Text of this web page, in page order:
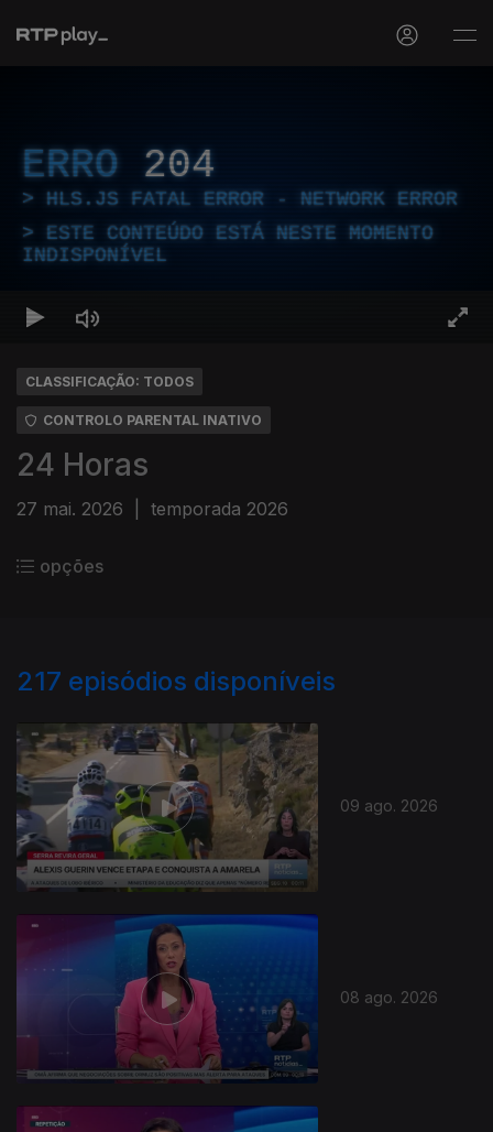
ERRO 204
HLS.JS FATAL ERROR - NETWORK ERROR
ESTE CONTEÚDO ESTÁ NESTE MOMENTO
INDISPONÍVEL
CLASSIFICAÇÃO: TODOS
CONTROLO PARENTAL INATIVO
24 Horas
27 mai. 2026 temporada 2026
opções
217 episódios disponíveis
09 ago. 2026
08 ago. 2026